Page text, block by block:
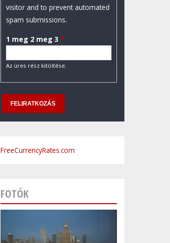
visitor and to prevent automated
spam submissions.
1 meg 2 meg 3 *
Az üres rész kitöltése.
FreeCurrencyRates.com
FOTÓK